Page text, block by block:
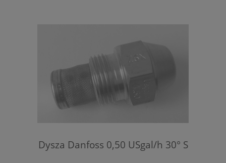
Dysza Danfoss 0,50 USgal/h 30° S